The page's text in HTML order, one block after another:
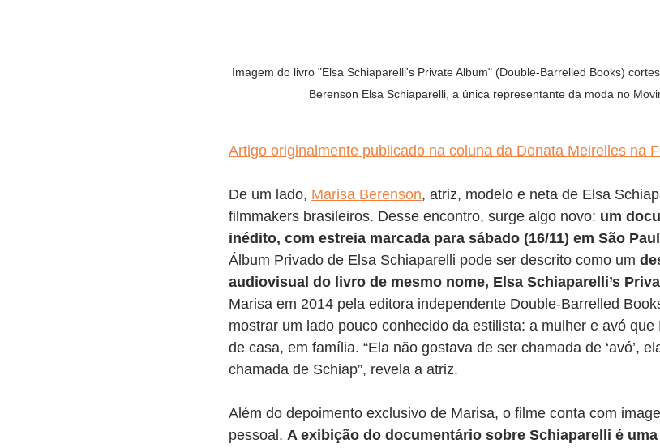
Imagem do livro "Elsa Schiaparelli's Private Album" (Double-Barrelled Books)
Berenson Elsa Schiaparelli, a única representante da moda no
Artigo originalmente publicado na coluna da Donata Meirelles na
De um lado, Marisa Berenson, atriz, modelo e neta de Elsa
filmmakers brasileiros. Desse encontro, surge algo novo: um
inédito, com estreia marcada para sábado (16/11) em São
Álbum Privado de Elsa Schiaparelli pode ser descrito como um
audiovisual do livro de mesmo nome, Elsa Schiaparelli’s
Marisa em 2014 pela editora independente Double-Barrelled
mostrar um lado pouco conhecido da estilista: a mulher e avó
de casa, em família. “Ela não gostava de ser chamada de ‘avó’,
chamada de Schiap”, revela a atriz.
Além do depoimento exclusivo de Marisa, o filme conta com
pessoal. A exibição do documentário sobre Schiaparelli é